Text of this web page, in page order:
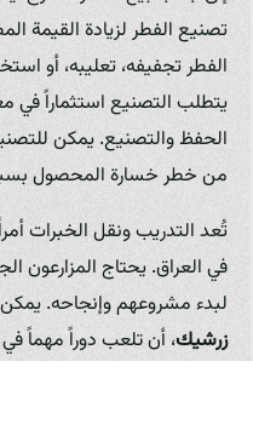
تصنيع الفطر لزيادة القيمة
الفطر تجفيفه، تعليبه، أو
يتطلب التصنيع استثماراً في
الحفظ والتصنيع. يمكن
من خطر خسارة المحصول
تُعد التدريب ونقل الخبرات
في العراق. يحتاج المزارعون
لبدء مشروعهم وإنجاحه. يمكن
زرشيك، أن تلعب دوراً مهماً